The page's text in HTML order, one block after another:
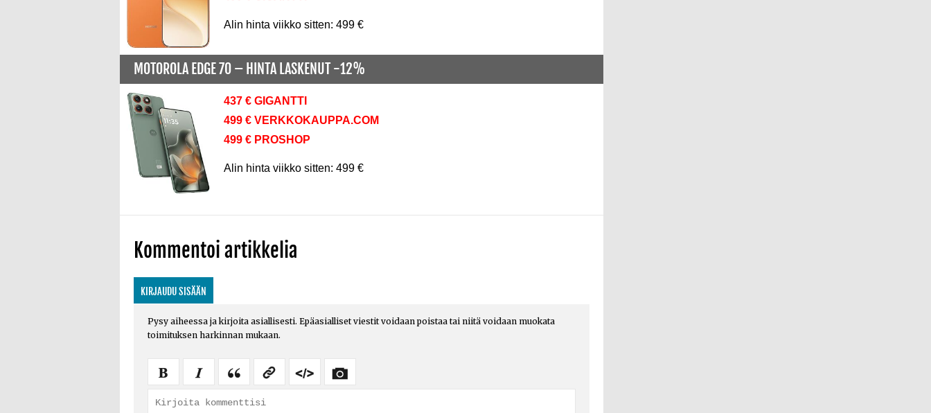
Alin hinta viikko sitten: 499 €
MOTOROLA EDGE 70 – HINTA LASKENUT -12%
437 € GIGANTTI
499 € VERKKOKAUPPA.COM
499 € PROSHOP
Alin hinta viikko sitten: 499 €
Kommentoi artikkelia
KIRJAUDU SISÄÄN
Pysy aiheessa ja kirjoita asiallisesti. Epäasialliset viestit voidaan poistaa tai niitä voidaan muokata
toimituksen harkinnan mukaan.